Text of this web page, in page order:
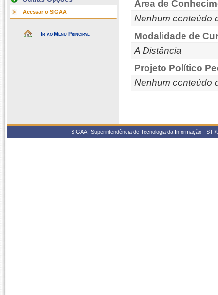
Acessar o SIGAA
Ir ao Menu Principal
Área de
Nenhum conteúdo
Modalidade de
A Distância
Projeto Político
Nenhum conteúdo
SIGAA | Superintendência de Tecnologia da Informação -